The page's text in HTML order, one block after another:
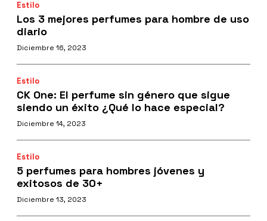
Estilo
Los 3 mejores perfumes para hombre de uso
diario
Diciembre 16, 2023
Estilo
CK One: El perfume sin género que sigue
siendo un éxito ¿Qué lo hace especial?
Diciembre 14, 2023
Estilo
5 perfumes para hombres jóvenes y
exitosos de 30+
Diciembre 13, 2023